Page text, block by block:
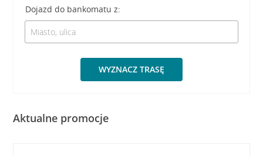
Dojazd do bankomatu z:
WYZNACZ TRASĘ
Aktualne promocje